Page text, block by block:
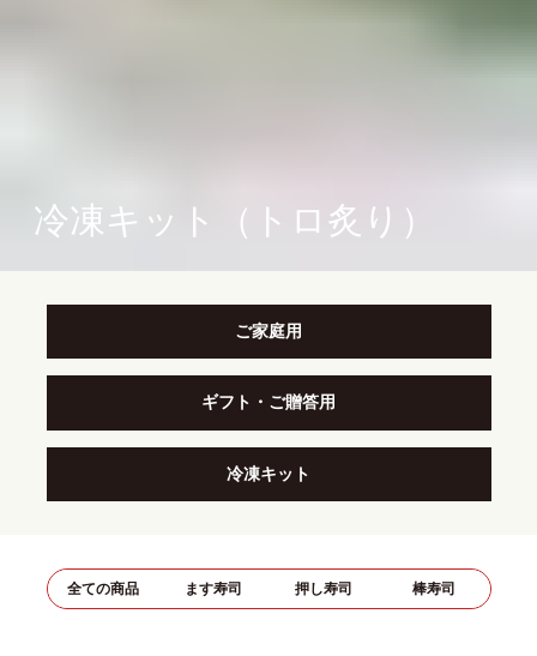
冷凍キット（トロ炙り）
ご家庭用
ギフト・ご贈答用
冷凍キット
全ての商品 ます寿司 押し寿司 棒寿司